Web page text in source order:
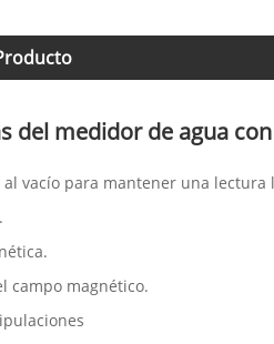
del medidor de agua
al vacío para mantener una
campo magnético.